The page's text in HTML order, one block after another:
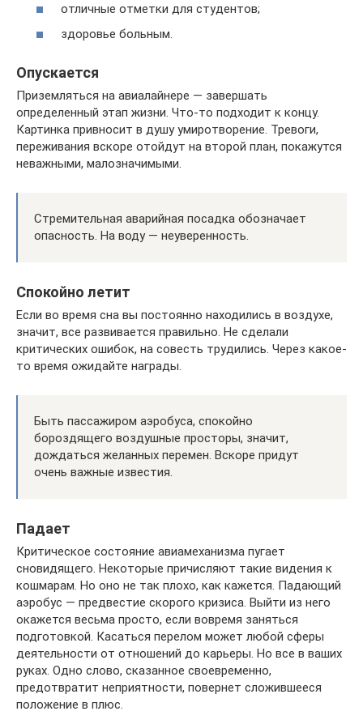
отличные отметки для студентов;
здоровье больным.
Опускается
Приземляться на авиалайнере — завершать
определенный этап жизни. Что-то подходит к концу.
Картинка привносит в душу умиротворение. Тревоги,
переживания вскоре отойдут на второй план, покажутся
неважными, малозначимыми.
Стремительная аварийная посадка обозначает
опасность. На воду — неуверенность.
Спокойно летит
Если во время сна вы постоянно находились в воздухе,
значит, все развивается правильно. Не сделали
критических ошибок, на совесть трудились. Через какое-
то время ожидайте награды.
Быть пассажиром аэробуса, спокойно
бороздящего воздушные просторы, значит,
дождаться желанных перемен. Вскоре придут
очень важные известия.
Падает
Критическое состояние авиамеханизма пугает
сновидящего. Некоторые причисляют такие видения к
кошмарам. Но оно не так плохо, как кажется. Падающий
аэробус — предвестие скорого кризиса. Выйти из него
окажется весьма просто, если вовремя заняться
подготовкой. Касаться перелом может любой сферы
деятельности от отношений до карьеры. Но все в ваших
руках. Одно слово, сказанное своевременно,
предотвратит неприятности, повернет сложившееся
положение в плюс.